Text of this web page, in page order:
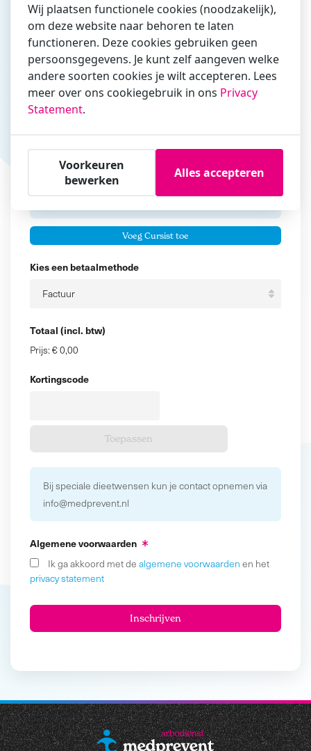
zakelijk/administratief correspondeert
Is de contactpersoon ook een cursist?
Ja
Nee
Cursisten
Voeg cursisten toe
Tussenvoegsel
Voeg Cursist toe
Kies een betaalmethode
Totaal (incl. btw)
Prijs: € 0,00
Kortingscode
Bij speciale dieetwensen kun je contact opnemen via
info@medprevent.nl
Algemene voorwaarden
Ik ga akkoord met de algemene voorwaarden en het
privacy statement
Wij plaatsen functionele cookies (noodzakelijk),
om deze website naar behoren te laten
functioneren. Deze cookies gebruiken geen
persoonsgegevens. Je kunt zelf aangeven welke
andere soorten cookies je wilt accepteren. Lees
meer over ons cookiegebruik in ons Privacy
Statement.
Voorkeuren
bewerken
Alles accepteren